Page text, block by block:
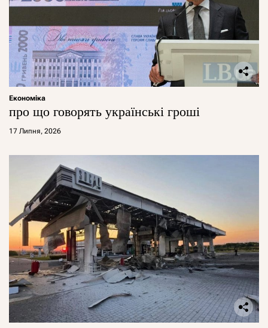
Економіка
про що говорять українські гроші
17 Липня, 2026